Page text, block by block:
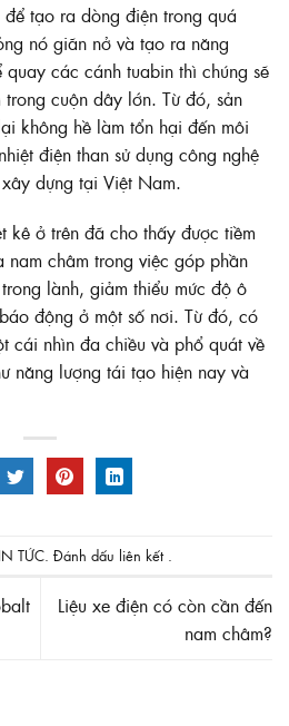
tạo ra dòng điện trong quá
nó giãn nở và tạo ra năng
các cánh tuabin thì chúng sẽ
cuộn dây lớn. Từ đó, sản
không hề làm tổn hại đến môi
điện than sử dụng công nghệ
dựng tại Việt Nam.
kê ở trên đã cho thấy được tiềm
nam châm trong việc góp phần
lành, giảm thiểu mức độ ô
động ở một số nơi. Từ đó, có
cái nhìn đa chiều và phổ quát về
năng lượng tái tạo hiện nay và
TỨC. Đánh dấu liên kết
Liệu xe điện có còn cần đến
nam châm?